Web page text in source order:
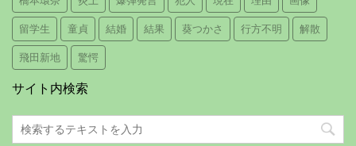
留学生 童貞 結婚 結果 葵つかさ 行方不明 解散
飛田新地 驚愕
サイト内検索